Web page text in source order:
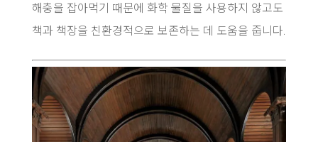
해충을 잡아먹기 때문에 화학 물질을 사용하지 않고도
책과 책장을 친환경적으로 보존하는 데 도움을 줍니다.